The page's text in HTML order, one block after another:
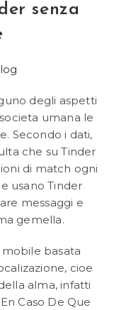
senza
degli aspetti
umana le
Secondo i dati,
che su Tinder
di match ogni
usano Tinder
messaggi e
gemella.
mobile basata
cioe
alma, infatti
Caso De Que